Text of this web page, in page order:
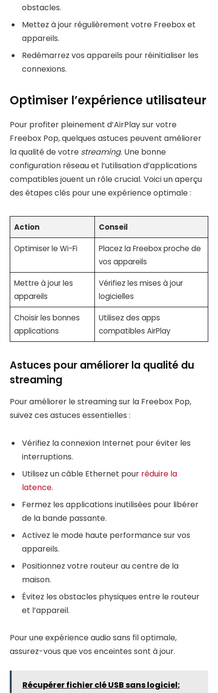
obstacles.
Mettez à jour régulièrement votre Freebox et
appareils.
Redémarrez vos appareils pour réinitialiser les
connexions.
Optimiser l’expérience utilisateur
Pour profiter pleinement d’AirPlay sur votre
Freebox Pop, quelques astuces peuvent améliorer
la qualité de votre streaming. Une bonne
configuration réseau et l’utilisation d’applications
compatibles jouent un rôle crucial. Voici un aperçu
des étapes clés pour une expérience optimale :
Action Conseil
Optimiser le Wi-Fi
Placez la Freebox proche de
vos appareils
Mettre à jour les
appareils
Vérifiez les mises à jour
logicielles
Choisir les bonnes
applications
Utilisez des apps
compatibles AirPlay
Astuces pour améliorer la qualité du
streaming
Pour améliorer le streaming sur la Freebox Pop,
suivez ces astuces essentielles :
Vérifiez la connexion Internet pour éviter les
interruptions.
Utilisez un câble Ethernet pour réduire la
latence.
Fermez les applications inutilisées pour libérer
de la bande passante.
Activez le mode haute performance sur vos
appareils.
Positionnez votre routeur au centre de la
maison.
Évitez les obstacles physiques entre le routeur
et l’appareil.
Pour une expérience audio sans fil optimale,
assurez-vous que vos enceintes sont à jour.
Récupérer fichier clé USB sans logiciel: